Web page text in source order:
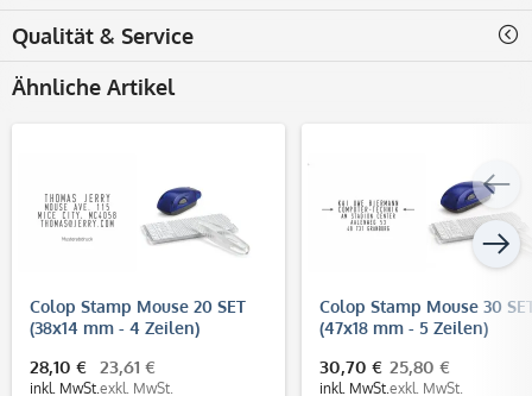
Qualität & Service
Ähnliche Artikel
Colop Stamp Mouse 20 SET
(38x14 mm - 4 Zeilen)
28,10 €
inkl. MwSt.
23,61 €
exkl. MwSt.
Colop Stamp Mouse 30
(47x18 mm - 5 Zeilen)
30,70 €
inkl. MwSt.
25,80 €
exkl. MwSt.